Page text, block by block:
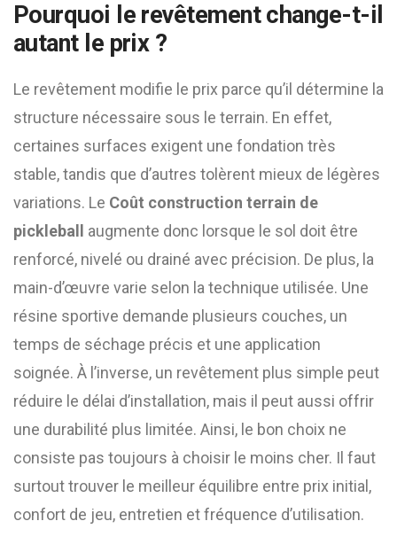
Pourquoi le revêtement change-t-il
autant le prix ?
Le revêtement modifie le prix parce qu’il détermine la
structure nécessaire sous le terrain. En effet,
certaines surfaces exigent une fondation très
stable, tandis que d’autres tolèrent mieux de légères
variations. Le Coût construction terrain de
pickleball
augmente donc lorsque le sol doit être
renforcé, nivelé ou drainé avec précision. De plus, la
main-d’œuvre varie selon la technique utilisée. Une
résine sportive demande plusieurs couches, un
temps de séchage précis et une application
soignée. À l’inverse, un revêtement plus simple peut
réduire le délai d’installation, mais il peut aussi offrir
une durabilité plus limitée. Ainsi, le bon choix ne
consiste pas toujours à choisir le moins cher. Il faut
surtout trouver le meilleur équilibre entre prix initial,
confort de jeu, entretien et fréquence d’utilisation.